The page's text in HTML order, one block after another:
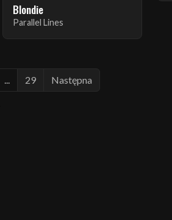
Blondie
Parallel Lines
29 Następna